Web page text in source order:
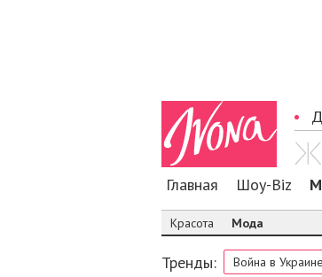
Главная Шоу-Biz
Красота Мода
Тренды: Война в Украине